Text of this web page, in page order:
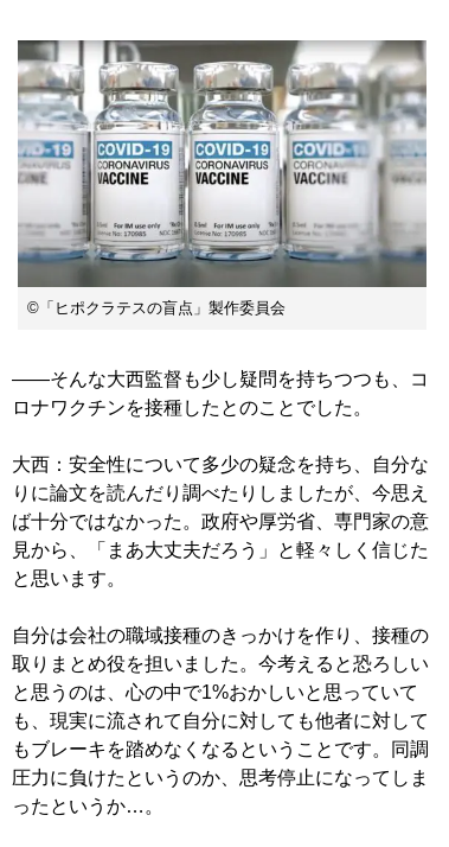
©「ヒポクラテスの盲点」製作委員会
――そんな大西監督も少し疑問を持ちつつも、コ
ロナワクチンを接種したとのことでした。
大西：安全性について多少の疑念を持ち、自分な
りに論文を読んだり調べたりしましたが、今思え
ば十分ではなかった。政府や厚労省、専門家の意
見から、「まあ大丈夫だろう」と軽々しく信じた
と思います。
自分は会社の職域接種のきっかけを作り、接種の
取りまとめ役を担いました。今考えると恐ろしい
と思うのは、心の中で1%おかしいと思っていて
も、現実に流されて自分に対しても他者に対して
もブレーキを踏めなくなるということです。同調
圧力に負けたというのか、思考停止になってしま
ったというか…。